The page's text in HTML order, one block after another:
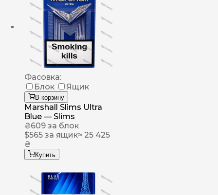
Фасовка:
Блок
Ящик
В корзину
Marshall Slims Ultra
Blue — Slims
₴609 за блок
$565 за ящик≈ 25 425
₴
Купить